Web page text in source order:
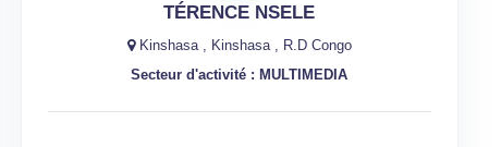
TÉRENCE NSELE
Kinshasa , Kinshasa , R.D Congo
Secteur d'activité : MULTIMEDIA